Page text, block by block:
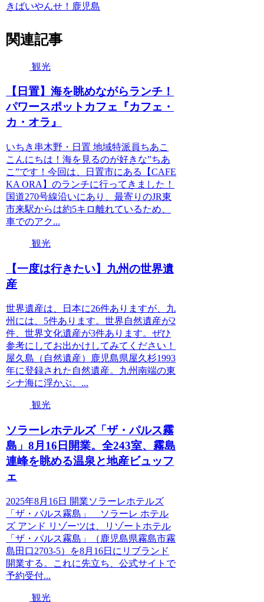
きばいやんせ！鹿児島
関連記事
観光
【日置】海を眺めながらランチ！
パワースポットカフェ『カフェ・
カ・オラ』
いちき串木野・日置 地域特派員ちあこ
こんにちは！海を見るのが好きな”ちあ
こ”です！今回は、日置市にある【CAFE
KA ORA】のランチに行ってきました！
国道270号線沿いにあり、最寄りのJR東
市来駅からは約5キロ離れているため、
車でのアク...
観光
【一度は行きたい】九州の世界遺
産
世界遺産は、日本に26件ありますが、九
州には、5件あります。世界自然遺産が2
件、世界文化遺産が3件あります。ぜひ
参考にしてお出かけしてみてください！
屋久島（自然遺産）鹿児島県屋久杉1993
年に登録された自然遺産。九州南端の東
シナ海に浮かぶ、...
観光
ソラーレホテルズ「ザ・パルス霧
島」8月16日開業。全243室、霧島
連峰を眺める温泉と地産ビュッフ
ェ
2025年8月16日 開業ソラーレホテルズ
「ザ・パルス霧島」 ソラーレ ホテル
ズ アンド リゾーツは、リゾートホテル
「ザ・パルス霧島」（鹿児島県霧島市霧
島田口2703-5）を8月16日にリブランド
開業する。これに先立ち、公式サイトで
予約受付...
観光